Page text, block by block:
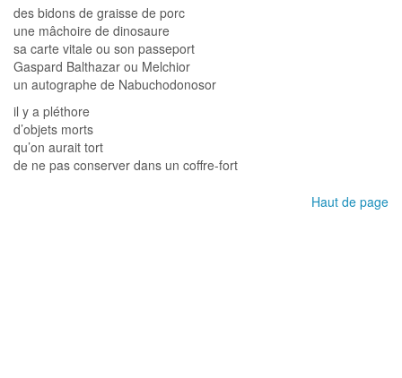
des bidons de graisse de porc
une mâchoire de dinosaure
sa carte vitale ou son passeport
Gaspard Balthazar ou Melchior
un autographe de Nabuchodonosor
il y a pléthore
d’objets morts
qu’on aurait tort
de ne pas conserver dans un coffre-fort
Haut de page